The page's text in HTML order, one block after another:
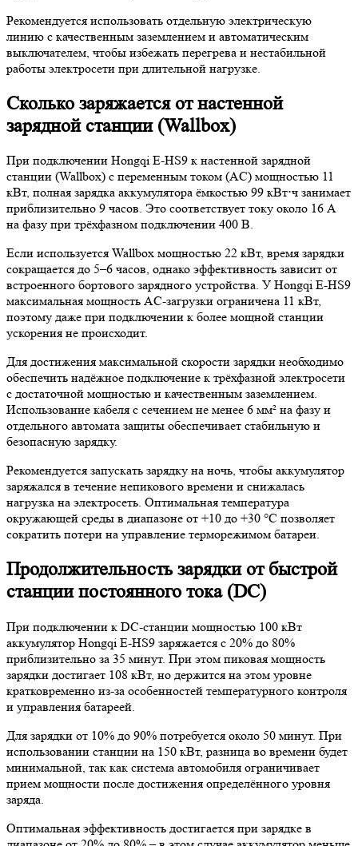
Рекомендуется использовать отдельную электрическую
линию с качественным заземлением и автоматическим
выключателем, чтобы избежать перегрева и нестабильной
работы электросети при длительной нагрузке.
Сколько заряжается от настенной
зарядной станции (Wallbox)
При подключении Hongqi E-HS9 к настенной зарядной
станции (Wallbox) с переменным током (AC) мощностью 11
кВт, полная зарядка аккумулятора ёмкостью 99 кВт⋅ч занимает
приблизительно 9 часов. Это соответствует току около 16 А
на фазу при трёхфазном подключении 400 В.
Если используется Wallbox мощностью 22 кВт, время зарядки
сокращается до 5–6 часов, однако эффективность зависит от
встроенного бортового зарядного устройства. У Hongqi E-HS9
максимальная мощность AC-загрузки ограничена 11 кВт,
поэтому даже при подключении к более мощной станции
ускорения не происходит.
Для достижения максимальной скорости зарядки необходимо
обеспечить надёжное подключение к трёхфазной электросети
с достаточной мощностью и качественным заземлением.
Использование кабеля с сечением не менее 6 мм² на фазу и
отдельного автомата защиты обеспечивает стабильную и
безопасную зарядку.
Рекомендуется запускать зарядку на ночь, чтобы аккумулятор
заряжался в течение непикового времени и снижалась
нагрузка на электросеть. Оптимальная температура
окружающей среды в диапазоне от +10 до +30 °C позволяет
сократить потери на управление терморежимом батареи.
Продолжительность зарядки от быстрой
станции постоянного тока (DC)
При подключении к DC-станции мощностью 100 кВт
аккумулятор Hongqi E-HS9 заряжается с 20% до 80%
приблизительно за 35 минут. При этом пиковая мощность
зарядки достигает 108 кВт, но держится на этом уровне
кратковременно из-за особенностей температурного контроля
и управления батареей.
Для зарядки от 10% до 90% потребуется около 50 минут. При
использовании станции на 150 кВт, разница во времени будет
минимальной, так как система автомобиля ограничивает
прием мощности после достижения определённого уровня
заряда.
Оптимальная эффективность достигается при зарядке в